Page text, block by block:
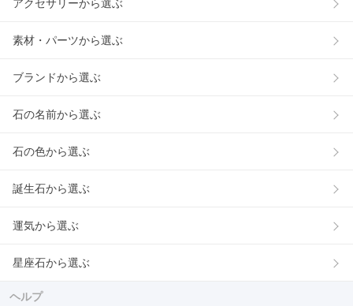
アクセサリーから選ぶ
素材・パーツから選ぶ
ブランドから選ぶ
石の名前から選ぶ
石の色から選ぶ
誕生石から選ぶ
運気から選ぶ
星座石から選ぶ
ヘルプ